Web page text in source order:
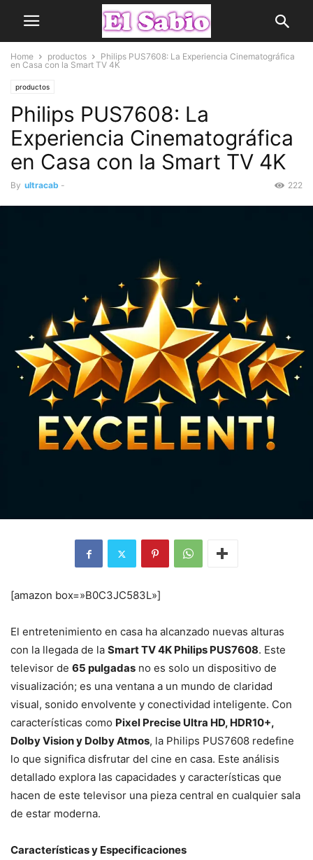
Home productos
Philips PUS7608: La Experiencia Cinematográfica
en Casa con la Smart TV 4K
productos
Philips PUS7608: La
Experiencia Cinematográfica
en Casa con la Smart TV 4K
By ultracab - 222
[amazon box=»B0C3JC583L»]
El entretenimiento en casa ha alcanzado nuevas alturas
con la llegada de la Smart TV 4K Philips PUS7608. Este
televisor de 65 pulgadas no es solo un dispositivo de
visualización; es una ventana a un mundo de claridad
visual, sonido envolvente y conectividad inteligente. Con
características como Pixel Precise Ultra HD, HDR10+,
Dolby Vision y Dolby Atmos, la Philips PUS7608 redefine
lo que significa disfrutar del cine en casa. Este análisis
detallado explora las capacidades y características que
hacen de este televisor una pieza central en cualquier sala
de estar moderna.
Características y Especificaciones